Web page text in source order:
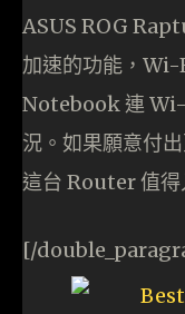
ASUS ROG
加速的功能，Wi-
Notebook 連 Wi-
況。如果願意付
這台 Router 值得
[/